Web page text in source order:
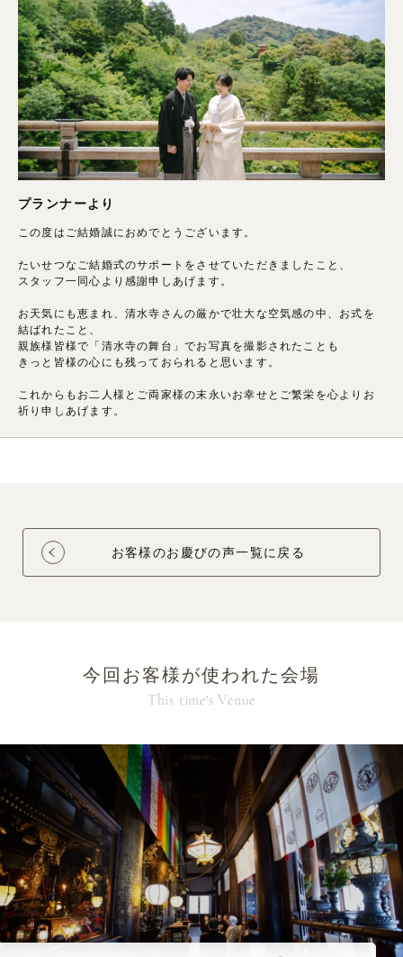
プランナーより
この度はご結婚誠におめでとうございます。
たいせつなご結婚式のサポートをさせていただきましたこと、
スタッフ一同心より感謝申しあげます。
お天気にも恵まれ、清水寺さんの厳かで壮大な空気感の中、お式を
結ばれたこと、
親族様皆様で「清水寺の舞台」でお写真を撮影されたことも
きっと皆様の心にも残っておられると思います。
これからもお二人様とご両家様の末永いお幸せとご繁栄を心よりお
祈り申しあげます。
お客様のお慶びの声一覧に戻る
今回お客様が使われた会場
This time's Venue